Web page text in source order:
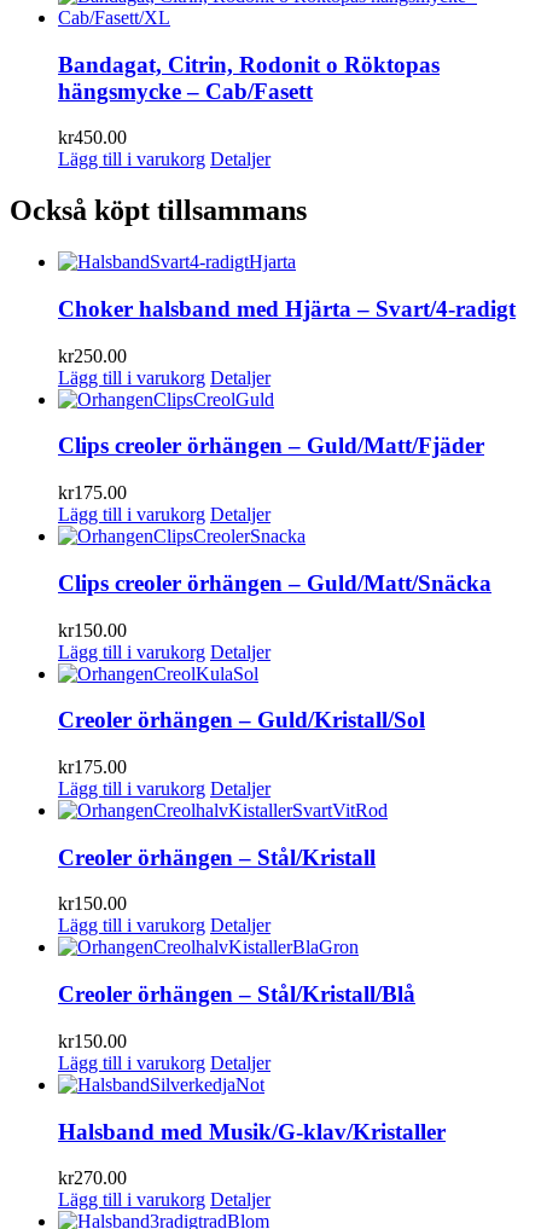
Bandagat, Citrin, Rodonit o Röktopas
hängsmycke – Cab/Fasett
kr450.00
Lägg till i varukorg Detaljer
Också köpt tillsammans
Choker halsband med Hjärta – Svart/4-radigt
kr250.00
Lägg till i varukorg Detaljer
Clips creoler örhängen – Guld/Matt/Fjäder
kr175.00
Lägg till i varukorg Detaljer
Clips creoler örhängen – Guld/Matt/Snäcka
kr150.00
Lägg till i varukorg Detaljer
Creoler örhängen – Guld/Kristall/Sol
kr175.00
Lägg till i varukorg Detaljer
Creoler örhängen – Stål/Kristall
kr150.00
Lägg till i varukorg Detaljer
Creoler örhängen – Stål/Kristall/Blå
kr150.00
Lägg till i varukorg Detaljer
Halsband med Musik/G-klav/Kristaller
kr270.00
Lägg till i varukorg Detaljer